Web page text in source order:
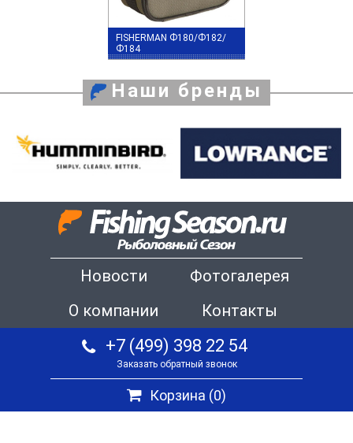
FISHERMAN Ф180/Ф182/
Ф184
Наши бренды
Новости
Фотогалерея
О компании
Контакты
+7 (499) 398 22 54
Заказать обратный звонок
Корзина (0)